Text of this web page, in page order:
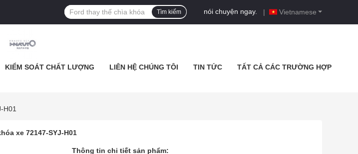
Vietnamese
nói chuyện ngay. |
Tìm kiếm
KIỂM SOÁT CHẤT LƯỢNG LIÊN HỆ CHÚNG TÔI TIN TỨC TẤT CẢ CÁC TRƯỜNG HỢP
H01
xe 72147-SYJ-H01
Thông tin chi tiết sản phẩm: